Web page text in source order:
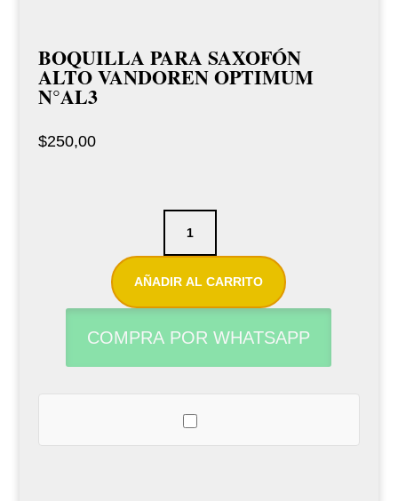
BOQUILLA PARA SAXOFÓN
ALTO VANDOREN OPTIMUM
N°AL3
$250,00
Optimum
N°AL3
AÑADIR AL CARRITO
COMPRA POR WHATSAPP